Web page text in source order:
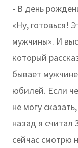
- В день
«Ну, готовься!
мужчины». И
который
бывает
юбилей. Если
не могу
назад я считал
сейчас смотрю